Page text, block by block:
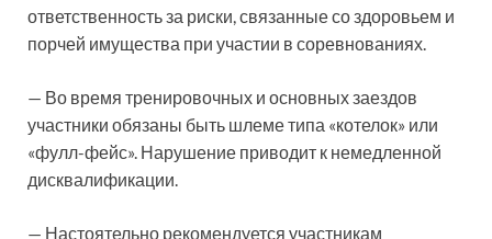
ответственность за риски, связанные со здоровьем и
порчей имущества при участии в соревнованиях.
— Во время тренировочных и основных заездов
участники обязаны быть шлеме типа «котелок» или
«фулл-фейс». Нарушение приводит к немедленной
дисквалификации.
— Настоятельно рекомендуется участникам